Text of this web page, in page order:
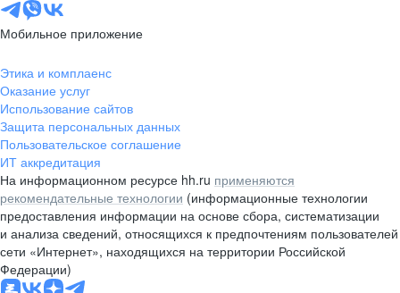
Мобильное приложение
Этика и комплаенс
Оказание услуг
Использование сайтов
Защита персональных данных
Пользовательское соглашение
ИТ аккредитация
На информационном ресурсе hh.ru применяются
рекомендательные технологии (информационные технологии
предоставления информации на основе сбора, систематизации
и анализа сведений, относящихся к предпочтениям пользователей
сети «Интернет», находящихся на территории Российской
Федерации)